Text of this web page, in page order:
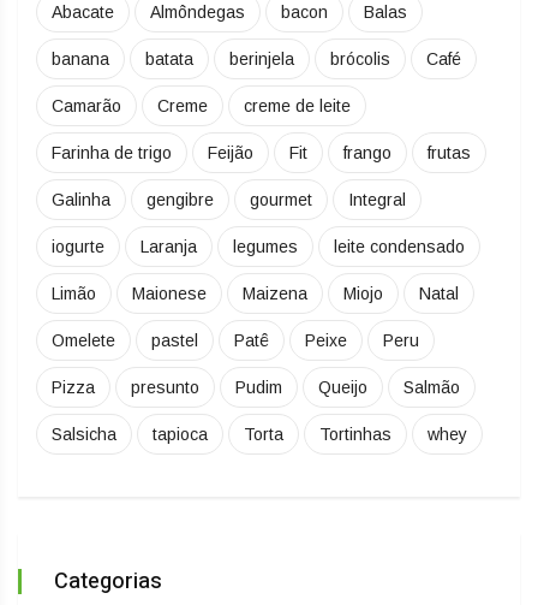
Abacate Almôndegas bacon Balas
banana batata berinjela brócolis Café
Camarão Creme creme de leite
Farinha de trigo Feijão Fit frango frutas
Galinha gengibre gourmet Integral
iogurte Laranja legumes leite condensado
Limão Maionese Maizena Miojo Natal
Omelete pastel Patê Peixe Peru
Pizza presunto Pudim Queijo Salmão
Salsicha tapioca Torta Tortinhas whey
Categorias